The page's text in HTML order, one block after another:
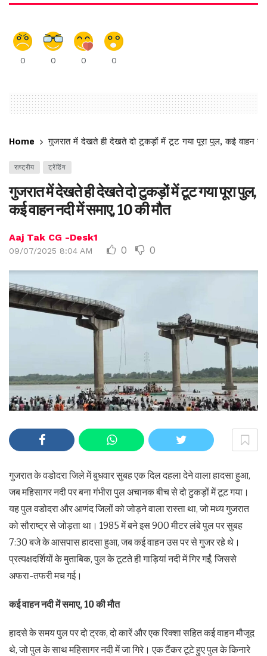
0 0 0 0
Home गुजरात में देखते ही देखते दो टुकड़ों में टूट गया पूरा पुल, कई वाहन
राष्ट्रीय ट्रेंडिंग
गुजरात में देखते ही देखते दो टुकड़ों में टूट गया पूरा पुल,
कई वाहन नदी में समाए, 10 की मौत
Aaj Tak CG -Desk1
09/07/2025 8:04 AM 0 0
गुजरात के वडोदरा जिले में बुधवार सुबह एक दिल दहला देने वाला हादसा हुआ,
जब महिसागर नदी पर बना गंभीरा पुल अचानक बीच से दो टुकड़ों में टूट गया।
यह पुल वडोदरा और आणंद जिलों को जोड़ने वाला रास्ता था, जो मध्य गुजरात
को सौराष्ट्र से जोड़ता था। 1985 में बने इस 900 मीटर लंबे पुल पर सुबह
7:30 बजे के आसपास हादसा हुआ, जब कई वाहन उस पर से गुजर रहे थे।
प्रत्यक्षदर्शियों के मुताबिक, पुल के टूटते ही गाड़ियां नदी में गिर गईं, जिससे
अफरा-तफरी मच गई।
कई वाहन नदी में समाए, 10 की मौत
हादसे के समय पुल पर दो ट्रक, दो कारें और एक रिक्शा सहित कई वाहन मौजूद
थे, जो पुल के साथ महिसागर नदी में जा गिरे। एक टैंकर टूटे हुए पुल के किनारे